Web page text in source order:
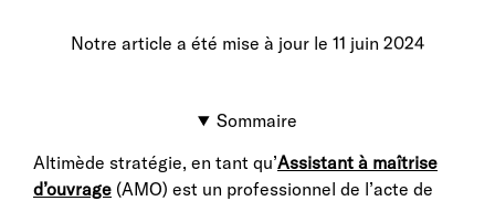
Notre article a été mise à jour le 11 juin 2024
Sommaire
Altimède stratégie, en tant qu’Assistant à maîtrise
d’ouvrage (AMO) est un professionnel de l’acte de